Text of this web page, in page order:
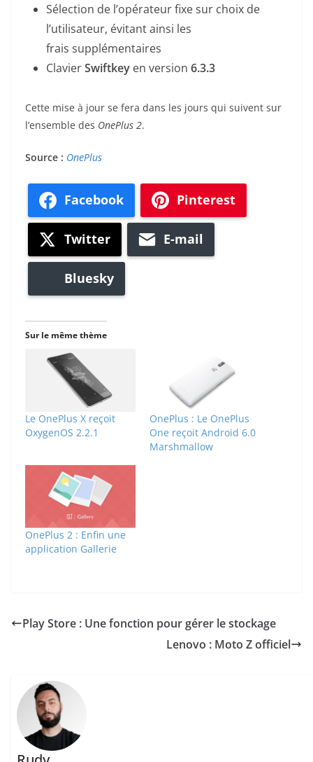
Sélection de l’opérateur fixe sur choix de
l’utilisateur, évitant ainsi les
frais supplémentaires
ClavierSwiftkey en version 6.3.3
Cette mise à jour se fera dans les jours qui suivent sur
l’ensemble des OnePlus 2.
Source : OnePlus
Facebook Pinterest
Twitter E-mail
Bluesky
Sur le même thème
Le OnePlus X reçoit
OxygenOS 2.2.1
OnePlus : Le OnePlus
One reçoit Android 6.0
Marshmallow
OnePlus 2 : Enfin une
application Gallerie
Play Store : Une fonction pour gérer le stockage
Lenovo : Moto Z officiel